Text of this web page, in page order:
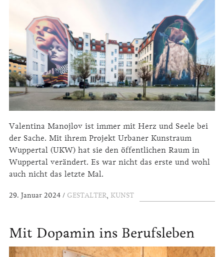
Valentina Manojlov ist immer mit Herz und Seele bei
der Sache. Mit ihrem Projekt Urbaner Kunstraum
Wuppertal (UKW) hat sie den öffentlichen Raum in
Wuppertal verändert. Es war nicht das erste und wohl
auch nicht das letzte Mal.
29. Januar 2024 GESTALTER, KUNST
Mit Dopamin ins Berufsleben